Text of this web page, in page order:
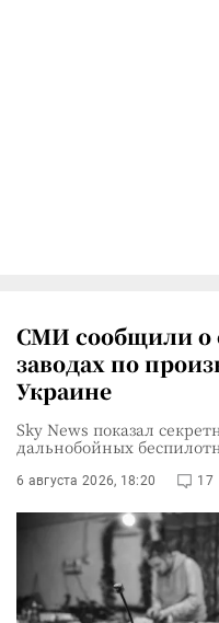
СМИ сообщили о
заводах по
Украине
Sky News показал
дальнобойных
6 августа 2026, 18:20 17